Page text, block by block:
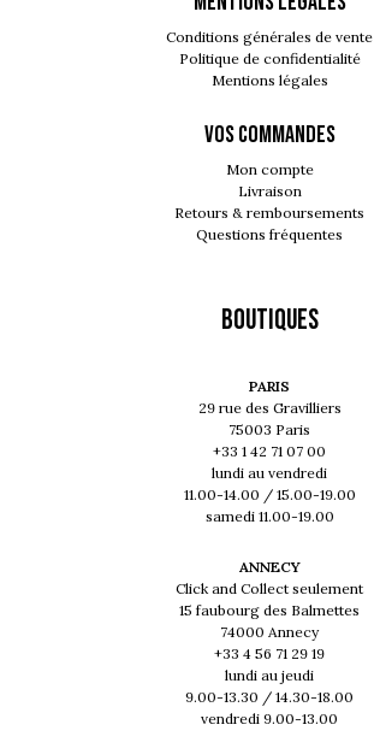
Conditions générales de vente
Politique de confidentialité
Mentions légales
VOS COMMANDES
Mon compte
Livraison
Retours & remboursements
Questions fréquentes
Boutiques
PARIS
29 rue des Gravilliers
75003 Paris
+33 1 42 71 07 00
lundi au vendredi
11.00-14.00 / 15.00-19.00
samedi 11.00-19.00
ANNECY
Click and Collect seulement
15 faubourg des Balmettes
74000 Annecy
+33 4 56 71 29 19
lundi au jeudi
9.00-13.30 / 14.30-18.00
vendredi 9.00-13.00